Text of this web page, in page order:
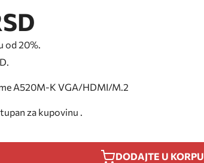
od 20%.
.
A520M-K VGA/HDMI/M.2
za kupovinu .
DODAJTE U KORPU